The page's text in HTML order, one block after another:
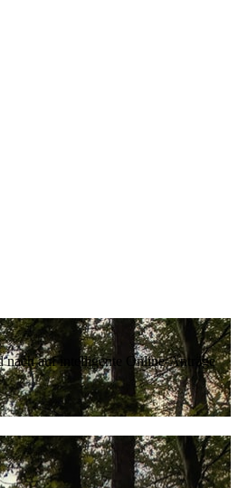
nach auf intelligente Online-Anträge